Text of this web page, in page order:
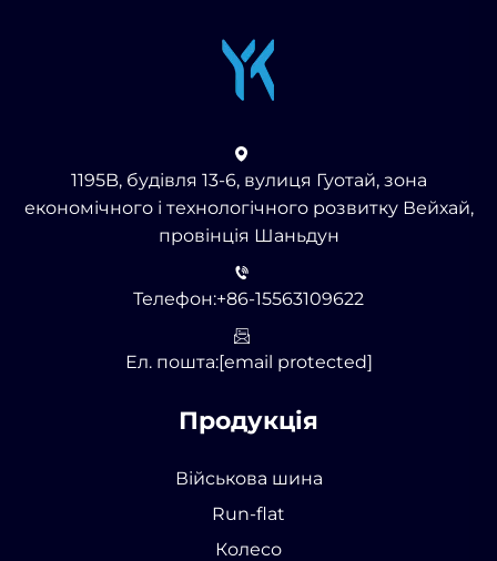
1195B, будівля 13-6, вулиця Гуотай, зона
економічного і технологічного розвитку Вейхай,
провінція Шаньдун
Телефон:+86-15563109622
Ел. пошта:[email protected]
Продукція
Військова шина
Run-flat
Колесо